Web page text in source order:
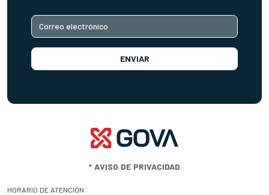
ENVIAR
*AVISO DE PRIVACIDAD
HORARIO DE ATENCIÓN